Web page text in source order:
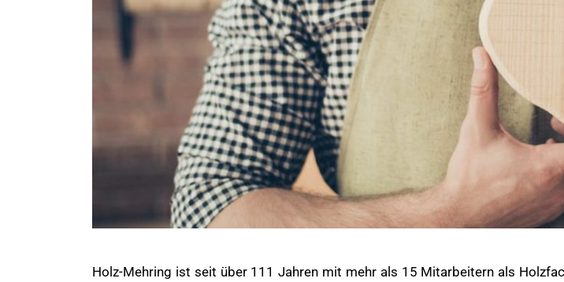
Holz-Mehring ist seit über 111 Jahren mit mehr als 15 Mitarbeitern als